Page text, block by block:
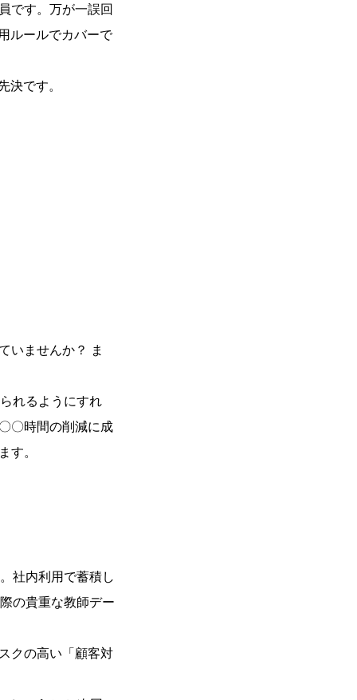
です。万が一誤回
ルールでカバーで
決です。
いませんか？ ま
れるようにすれ
〇時間の削減に成
す。
社内利用で蓄積し
の貴重な教師デー
クの高い「顧客対